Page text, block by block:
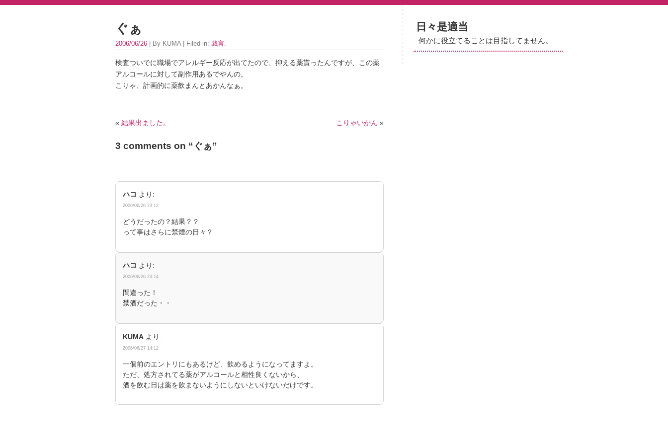
ぐぁ
2006/06/26 | By KUMA | Filed in: 戯言.
検査ついでに職場でアレルギー反応が出てたので、抑える薬貰ったんですが、この薬
アルコールに対して副作用あるでやんの。
こりゃ、計画的に薬飲まんとあかんなぁ。
« 結果出ました。 こりゃいかん »
3 comments on “ ぐぁ”
ハコ より:
2006/06/26 23:12
どうだったの？結果？？
って事はさらに禁煙の日々？
ハコ より:
2006/06/26 23:14
間違った！
禁酒だった・・
KUMA より:
2006/06/27 14:12
一個前のエントリにもあるけど、飲めるようになってますよ。
ただ、処方されてる薬がアルコールと相性良くないから、
酒を飲む日は薬を飲まないようにしないといけないだけです。
日々是適当
何かに役立てることは目指してません。